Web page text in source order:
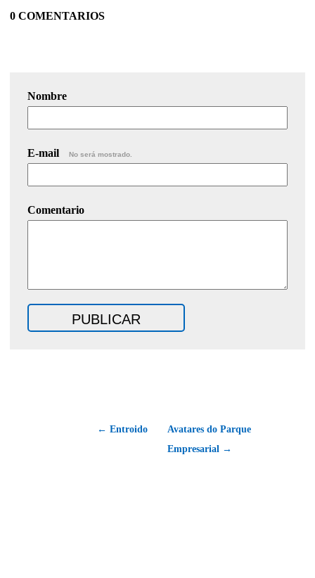
0 COMENTARIOS
Nombre
E-mail No será mostrado.
Comentario
← Entroido
Avatares do Parque
Empresarial →